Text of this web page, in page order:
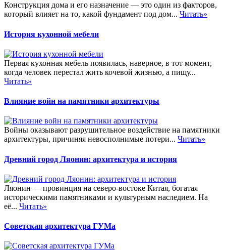
Конструкция дома и его назначение — это один из факторов,
который влияет на то, какой фундамент под дом... Читать»
История кухонной мебели
Первая кухонная мебель появилась, наверное, в тот момент,
когда человек перестал жить кочевой жизнью, а пищу...
Читать»
Влияние войн на памятники архитектуры
Войны оказывают разрушительное воздействие на памятники
архитектуры, причиняя невосполнимые потери... Читать»
Древний город Ляонин: архитектура и история
Ляонин — провинция на северо-востоке Китая, богатая
историческими памятниками и культурным наследием. На
её... Читать»
Советская архитектура ГУМа